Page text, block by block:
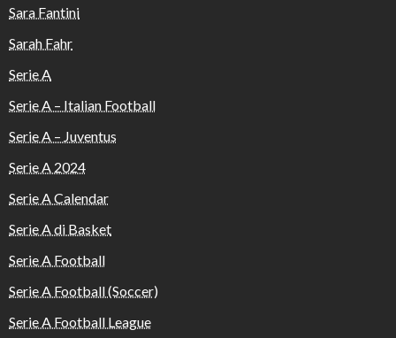
Sara Fantini
Sarah Fahr
Serie A
Serie A – Italian Football
Serie A – Juventus
Serie A 2024
Serie A Calendar
Serie A di Basket
Serie A Football
Serie A Football (Soccer)
Serie A Football League